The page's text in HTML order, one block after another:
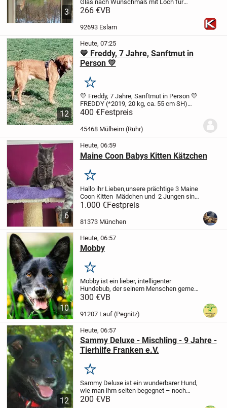
3
Glas nach Wunschmaß mit Loch für
Katzenklappe.
cm oder 80 x 120 cm)
266 €VB
92693 Eslarn
12
Heute, 07:25
💛 Freddy, 7 Jahre, Sanftmut in
Person 💛
Merken
💛 Freddy, 7 Jahre, Sanftmut in Person 💛
FREDDY (*2019, 20 kg, ca. 55 cm SH)
kam ursprünglich aus Griechenland und
lebt nun bei seiner Pflegefamilie in
Mülheim an der Ruhr.Dort lebt er mit
400 €Festpreis
45468 Mülheim (Ruhr)
6
Heute, 06:59
Maine Coon Babys Kitten Kätzchen
Merken
Hallo ihr Lieben,unsere prächtige 3 Maine
Coon Kitten Mädchen und 2 Jungen sind
am 09.03 . 2026 geboren.
sie liebe Menschen, die sie genau so sehr
lieben wie wir. Unsere Kitten leben...
1.000 €Festpreis
81373 München
10
Heute, 06:57
Mobby
Merken
Mobby ist ein lieber, intelligenter
Hundebub, der seinem Menschen gerne
zeigen möchte was in ihm steckt.
zurückhaltend, fasst er relativ schnell
Vertrauen. Mit seinen...
300 €VB
91207 Lauf (Pegnitz)
12
Heute, 06:57
Sammy Deluxe - Mischling - 9 Jahre -
Tierhilfe Franken e.V.
Merken
Sammy Deluxe ist ein wunderbarer Hund,
wie man ihm selten begegnet – noch
dazu mit einer angenehmen Größe. Er
200 €VB